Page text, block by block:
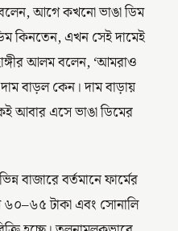
আগে কখনো ভাঙা ডিম
কিনতেন, এখন সেই দামেই
আলম বলেন, ‘আমরাও
বাড়ল কেন। দাম বাড়ায়
আবার এসে ভাঙা ডিমের
বাজারে বর্তমানে ফার্মের
৬০–৬৫ টাকা এবং সোনালি